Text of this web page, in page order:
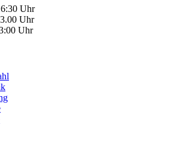
Uhr
Uhr
Uhr